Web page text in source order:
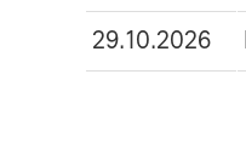
29.10.2026